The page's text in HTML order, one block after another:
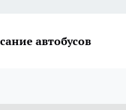
автобусов